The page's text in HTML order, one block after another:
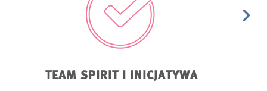
TEAM SPIRIT I INICJATYWA